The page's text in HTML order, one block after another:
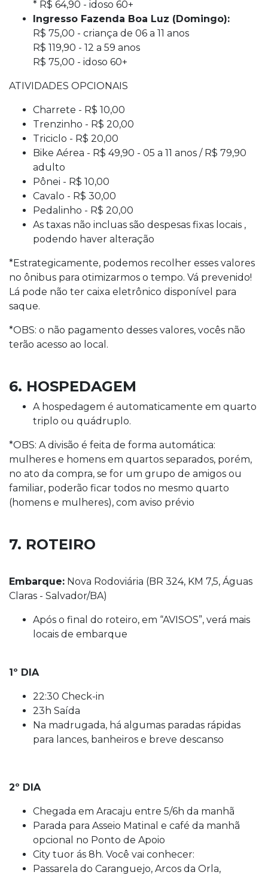
* R$ 64,90 - idoso 60+
Ingresso Fazenda Boa Luz (Domingo):
R$ 75,00 - criança de 06 a 11 anos
R$ 119,90 - 12 a 59 anos
R$ 75,00 - idoso 60+
ATIVIDADES OPCIONAIS
Charrete - R$ 10,00
Trenzinho - R$ 20,00
Triciclo - R$ 20,00
Bike Aérea - R$ 49,90 - 05 a 11 anos / R$ 79,90
adulto
Pônei - R$ 10,00
Cavalo - R$ 30,00
Pedalinho - R$ 20,00
As taxas não incluas são despesas fixas locais ,
podendo haver alteração
*Estrategicamente, podemos recolher esses valores
no ônibus para otimizarmos o tempo. Vá prevenido!
Lá pode não ter caixa eletrônico disponível para
saque.
*OBS: o não pagamento desses valores, vocês não
terão acesso ao local.
6. HOSPEDAGEM
A hospedagem é automaticamente em quarto
triplo ou quádruplo.
*OBS: A divisão é feita de forma automática:
mulheres e homens em quartos separados, porém,
no ato da compra, se for um grupo de amigos ou
familiar, poderão ficar todos no mesmo quarto
(homens e mulheres), com aviso prévio
7. ROTEIRO
Embarque: Nova Rodoviária (BR 324, KM 7,5, Águas
Claras - Salvador/BA)
Após o final do roteiro, em “AVISOS”, verá mais
locais de embarque
1º DIA
22:30 Check-in
23h Saída
Na madrugada, há algumas paradas rápidas
para lances, banheiros e breve descanso
2º DIA
Chegada em Aracaju entre 5/6h da manhã
Parada para Asseio Matinal e café da manhã
opcional no Ponto de Apoio
City tuor ás 8h. Você vai conhecer:
Passarela do Caranguejo, Arcos da Orla,